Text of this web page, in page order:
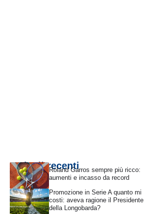
Articoli recentiRoland Garros sempre più ricco:
aumenti e incasso da record
Promozione in Serie A quanto mi
costi: aveva ragione il Presidente
della Longobarda?